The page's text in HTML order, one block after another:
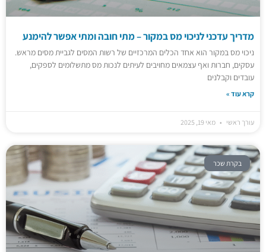
מדריך עדכני לניכוי מס במקור – מתי חובה ומתי אפשר להימנע
ניכוי מס במקור הוא אחד הכלים המרכזיים של רשות המסים לגביית מסים מראש.
עסקים, חברות ואף עצמאים מחויבים לעיתים לנכות מס מתשלומים לספקים,
עובדים וקבלנים
קרא עוד »
עורך ראשי מאי 19, 2025
בקרת שכר